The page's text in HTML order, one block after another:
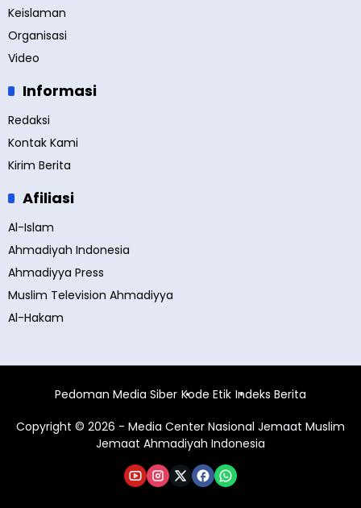
Keislaman
Organisasi
Video
Informasi
Redaksi
Kontak Kami
Kirim Berita
Afiliasi
Al-Islam
Ahmadiyah Indonesia
Ahmadiyya Press
Muslim Television Ahmadiyya
Al-Hakam
Pedoman Media Siber Kode Etik Indeks Berita
Copyright © 2026 - Media Center Nasional Jemaat Muslim
Jemaat Ahmadiyah Indonesia